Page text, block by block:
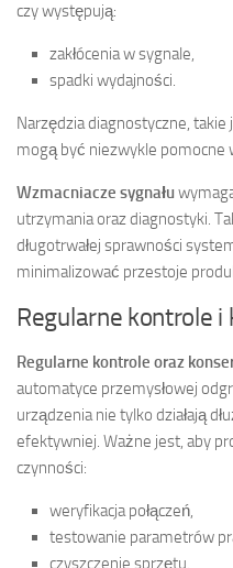
czy występują:
zakłócenia w sygnale,
spadki wydajności.
Narzędzia diagnostyczne, takie
mogą być niezwykle pomocne
Wzmacniacze sygnału
utrzymania oraz diagnostyki.
długotrwałej sprawności
minimalizować przestoje
Regularne kontrole
Regularne kontrole oraz
automatyce przemysłowej
urządzenia nie tylko działają
efektywniej. Ważne jest, aby
czynności:
weryfikacja połączeń,
testowanie parametrów
czyszczenie sprzętu.